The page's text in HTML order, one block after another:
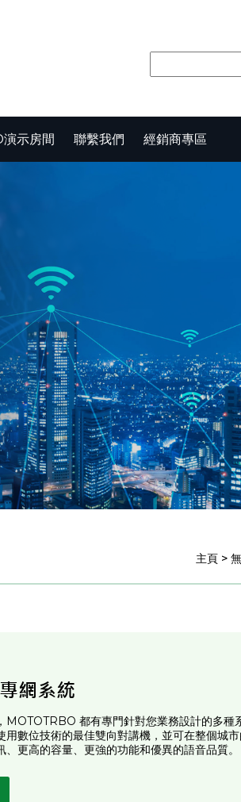
示房間 聯繫我們 經銷商專區
主頁 >
網系統
MOTOTRBO 都有專門針對您業務設計的多種
用數位技術的最佳雙向對講機，並可在整個城
更高的容量、更強的功能和優異的語音品質。